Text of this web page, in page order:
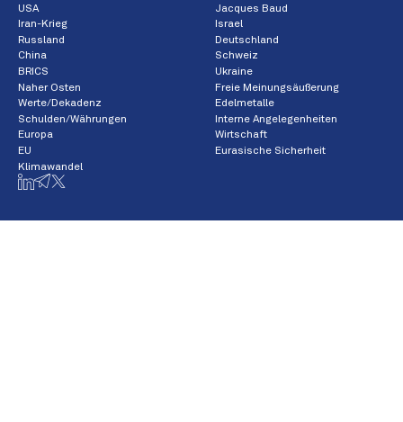
USA
Jacques Baud
Iran-Krieg
Israel
Russland
Deutschland
China
Schweiz
BRICS
Ukraine
Naher Osten
Freie Meinungsäußerung
Werte/Dekadenz
Edelmetalle
Schulden/Währungen
Interne Angelegenheiten
Europa
Wirtschaft
EU
Eurasische Sicherheit
Klimawandel